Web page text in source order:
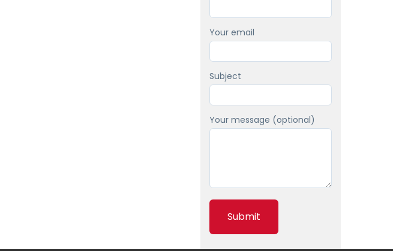
Your email
Subject
Your message (optional)